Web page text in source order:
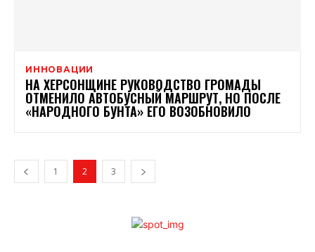
ИННОВАЦИИ
НА ХЕРСОНЩИНЕ РУКОВОДСТВО ГРОМАДЫ
ОТМЕНИЛО АВТОБУСНЫЙ МАРШРУТ, НО ПОСЛЕ
«НАРОДНОГО БУНТА» ЕГО ВОЗОБНОВИЛО
1 2 3